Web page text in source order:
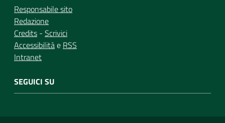
Responsabile sito
Redazione
Credits - Scrivici
Accessibilitàe RSS
Intranet
SEGUICI SU